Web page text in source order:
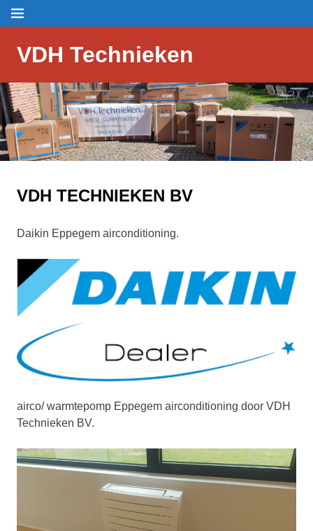
Skip
to
Menu
VDH Technieken
VDH TECHNIEKEN BV
Daikin Eppegem airconditioning.
airco/ warmtepomp Eppegem airconditioning door VDH
Technieken BV.